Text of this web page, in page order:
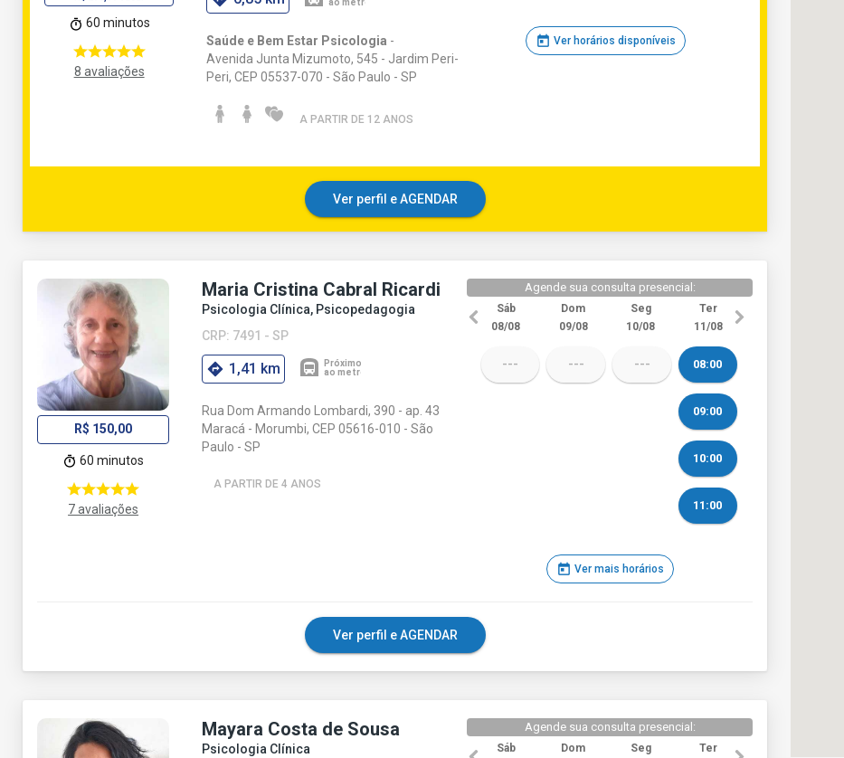
60 minutos
8 avaliações
Saúde e Bem Estar Psicologia -
Avenida Junta Mizumoto, 545 - Jardim Peri-
Peri, CEP 05537-070 - São Paulo - SP
A PARTIR DE 12 ANOS
today Ver horários disponíveis
Ver perfil e AGENDAR
R$ 150,00
60 minutos
7 avaliações
Maria Cristina Cabral Ricardi
Psicologia Clínica, Psicopedagogia
CRP: 7491 - SP
1,41 km
Rua Dom Armando Lombardi, 390 - ap. 43
Maracá - Morumbi, CEP 05616-010 - São
Paulo - SP
A PARTIR DE 4 ANOS
Agende sua consulta presencial:
Sáb
08/08
Dom
09/08
Seg
10/08
Ter
11/08
--- --- --- 08:00
09:00
10:00
11:00
today Ver mais horários
Ver perfil e AGENDAR
Mayara Costa de Sousa
Psicologia Clínica
Agende sua consulta presencial:
Sáb
Dom
Seg
Ter